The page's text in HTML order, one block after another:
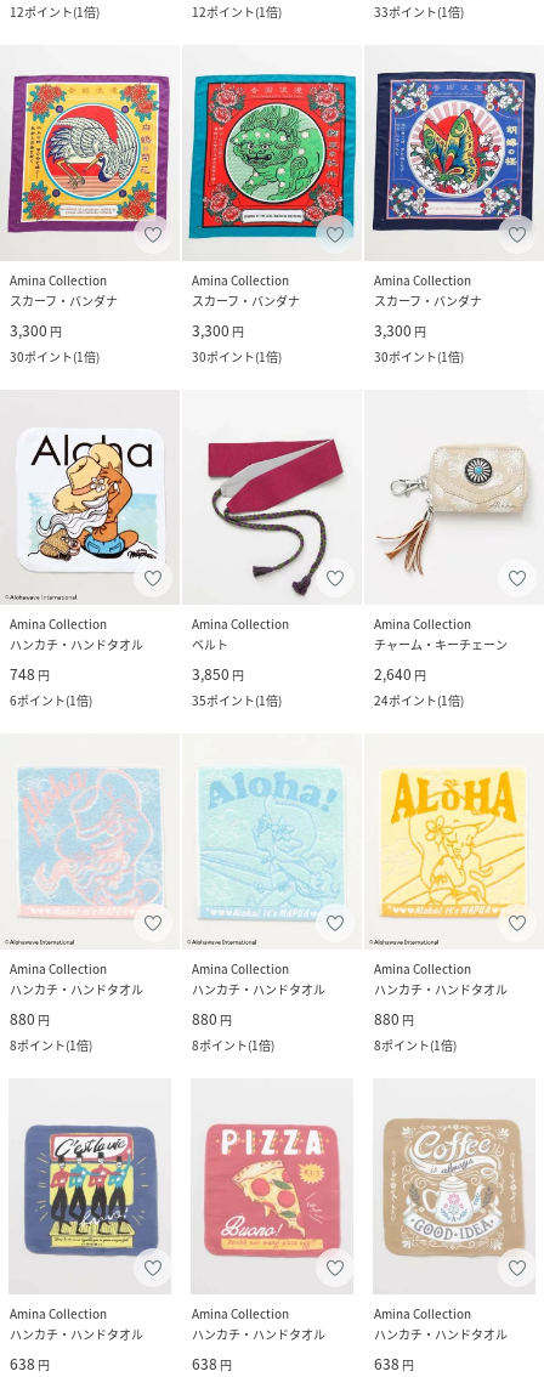
12ポイント(1倍)
12ポイント(1倍)
33ポイント(1倍)
Amina Collection
スカーフ・バンダナ
3,300 円
30ポイント(1倍)
Amina Collection
スカーフ・バンダナ
3,300 円
30ポイント(1倍)
Amina Collection
スカーフ・バンダナ
3,300 円
30ポイント(1倍)
Amina Collection
ハンカチ・ハンドタオル
748 円
6ポイント(1倍)
Amina Collection
ベルト
3,850 円
35ポイント(1倍)
Amina Collection
チャーム・キーチェーン
2,640 円
24ポイント(1倍)
Amina Collection
ハンカチ・ハンドタオル
880 円
8ポイント(1倍)
Amina Collection
ハンカチ・ハンドタオル
880 円
8ポイント(1倍)
Amina Collection
ハンカチ・ハンドタオル
880 円
8ポイント(1倍)
Amina Collection
ハンカチ・ハンドタオル
638 円
Amina Collection
ハンカチ・ハンドタオル
638 円
Amina Collection
ハンカチ・ハンドタオル
638 円